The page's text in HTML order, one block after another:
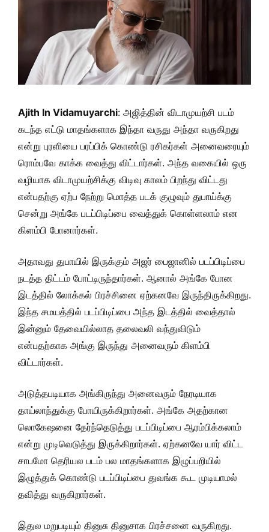
Ajith In Vidamuyarchi: அஜித்தின் விடாமுயற்சி படம்
கடந்த எட்டு மாதங்களாக இந்தா வருது அந்தா வருகிறது
என்று புரளியை பரப்பிக் கொண்டு ரசிகர்கள் அனைவரையும்
ரொம்பவே காக்க வைத்து விட்டார்கள். அந்த வகையில் ஒரு
வழியாக விடாமுயற்சிக்கு விடிவு காலம் பிறந்து விட்டது
என்பதற்கு ஏற்ப நேற்று மொத்த படக் குழுவும் துபாய்க்கு
சென்று அங்கே படப்பிடிப்பை வைத்துக் கொள்ளலாம் என
கிளம்பி போனார்கள்.
அதாவது துபாயில் இருக்கும் அஜர் பைஜானில் படப்பிடிப்பை
நடத்த திட்டம் போட்டிருந்தார்கள். ஆனால் அங்கே போன
இடத்தில் லோக்கல் பிரச்சினை ஏற்கனவே இருந்திருக்கிறது.
இந்த சமயத்தில் படப்பிடிப்பை அந்த இடத்தில் வைத்தால்
இன்னும் தேவையில்லாத தலைவலி வந்துவிடும்
என்பதற்காக அங்கு இருந்து அனைவரும் கிளம்பி
விட்டார்கள்.
அடுத்தபடியாக அங்கிருந்து அனைவரும் நேரடியாக
தாய்லாந்துக்கு போயிருக்கிறார்கள். அங்கே அதற்கான
லொகேஷனை தேர்ந்தெடுத்து படப்பிடிப்பை ஆரம்பிக்கலாம்
என்று முடிவெடுத்து இருக்கிறார்கள். ஏற்கனவே யார் விட்ட
சாபமோ தெரியல படம் பல மாதங்களாக இழுப்பறியில்
இழுத்துக் கொண்டு படப்பிடிப்பை துவங்க கூட முடியாமல்
தவித்து வருகிறார்கள்.
இதுல மறுபடியும் தினுசு தினுசாக பிரச்சனை வருகிறது.